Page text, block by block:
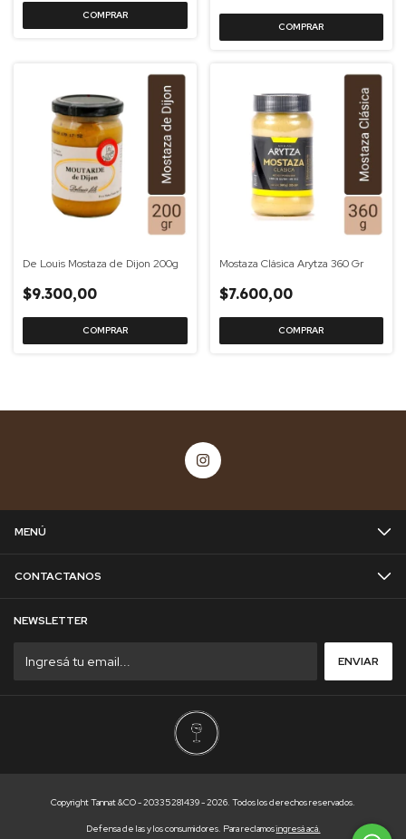
De Louis Mostaza de Dijon 200g
$9.300,00
Mostaza Clásica Arytza 360 Gr
$7.600,00
MENÚ
CONTACTANOS
NEWSLETTER
Copyright Tannat &CO - 20335281439 - 2026. Todos los derechos reservados.
Defensa de las y los consumidores. Para reclamosingresá acá.